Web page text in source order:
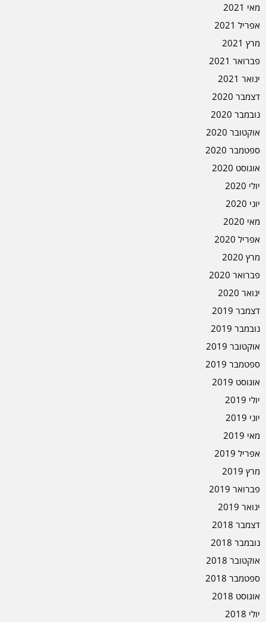
מאי 2021
אפריל 2021
מרץ 2021
פברואר 2021
ינואר 2021
דצמבר 2020
נובמבר 2020
אוקטובר 2020
ספטמבר 2020
אוגוסט 2020
יולי 2020
יוני 2020
מאי 2020
אפריל 2020
מרץ 2020
פברואר 2020
ינואר 2020
דצמבר 2019
נובמבר 2019
אוקטובר 2019
ספטמבר 2019
אוגוסט 2019
יולי 2019
יוני 2019
מאי 2019
אפריל 2019
מרץ 2019
פברואר 2019
ינואר 2019
דצמבר 2018
נובמבר 2018
אוקטובר 2018
ספטמבר 2018
אוגוסט 2018
יולי 2018